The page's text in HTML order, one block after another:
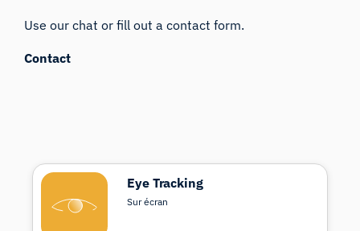
Use our chat or fill out a contact form.
Contact
Eye Tracking
Sur écran